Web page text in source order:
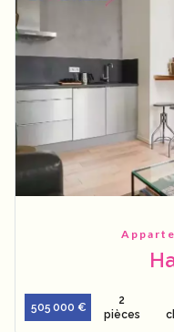
505 000 €
2
pièces